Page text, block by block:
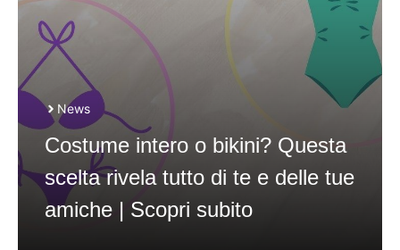
News
Costume intero o bikini? Questa
scelta rivela tutto di te e delle tue
amiche | Scopri subito